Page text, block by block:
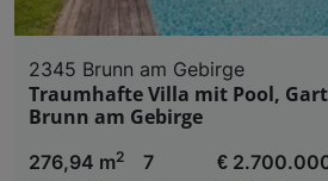
2345 Brunn am Gebirge
Traumhafte Villa mit Pool,
Brunn am Gebirge
276,94 m2
7 €